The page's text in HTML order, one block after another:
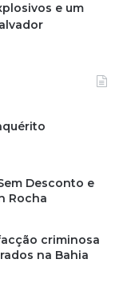
e um
Desconto e
Rocha
criminosa
na Bahia